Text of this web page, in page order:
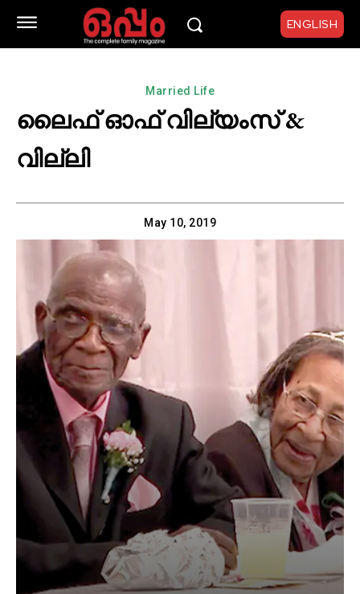
ENGLISH
Married Life
ലൈഫ് ഓഫ് വില്യംസ് &
വില്ലി
May 10, 2019